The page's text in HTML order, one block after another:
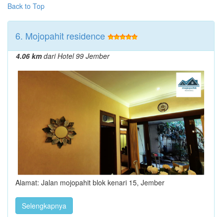
Back to Top
6. Mojopahit residence
4.06 kmdari Hotel 99 Jember
Alamat: Jalan mojopahit blok kenari 15, Jember
Selengkapnya